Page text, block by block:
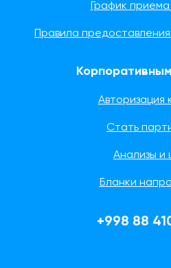
График
Правила
Авторизация
Стать
Анализы и
Бланки
+998 88